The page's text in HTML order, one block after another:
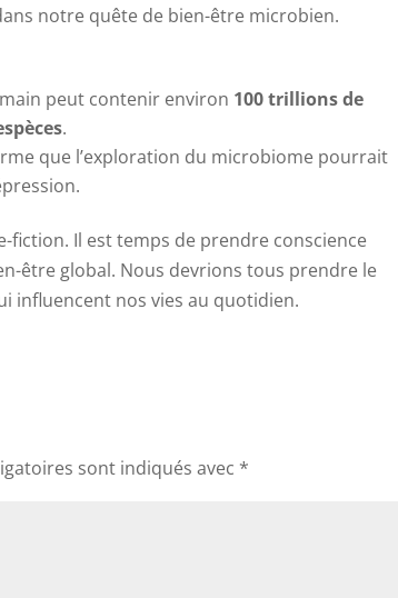
notre quête de bien-être microbien.
peut contenir environ 100 trillions de
.
que l’exploration du microbiome pourrait
fiction. Il est temps de prendre conscience
être global. Nous devrions tous prendre le
influencent nos vies au quotidien.
sont indiqués avec *